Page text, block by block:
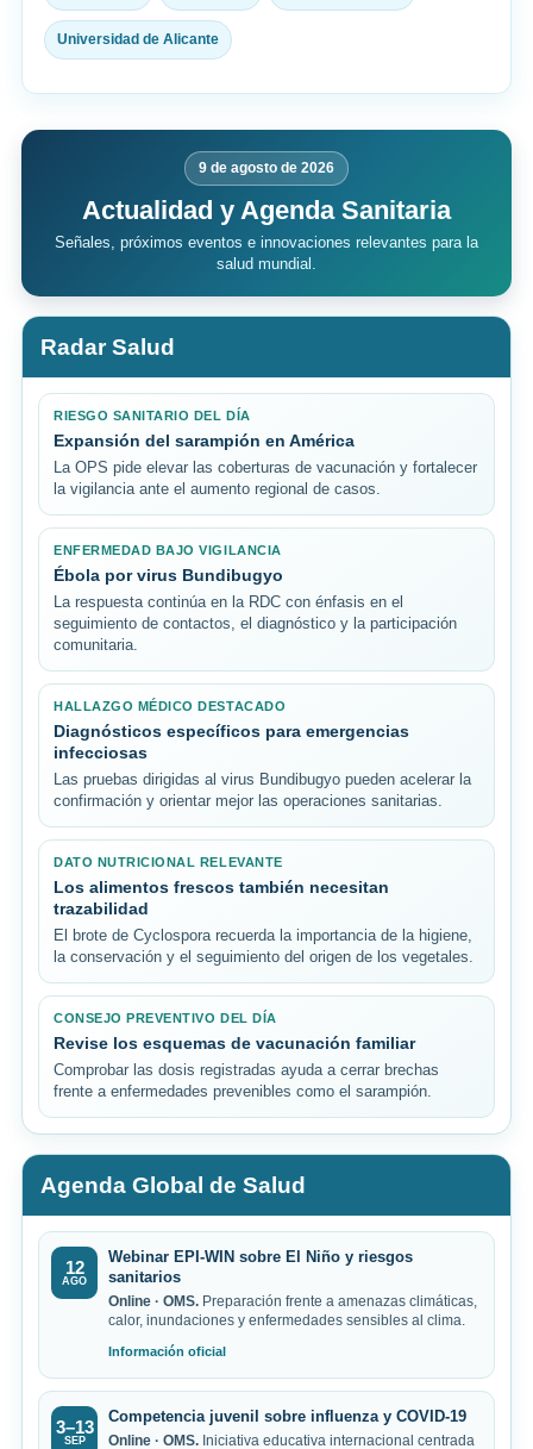
Universidad de Alicante
9 de agosto de 2026
Actualidad y Agenda Sanitaria
Señales, próximos eventos e innovaciones relevantes para la
salud mundial.
Radar Salud
RIESGO SANITARIO DEL DÍA
Expansión del sarampión en América
La OPS pide elevar las coberturas de vacunación y fortalecer
la vigilancia ante el aumento regional de casos.
ENFERMEDAD BAJO VIGILANCIA
Ébola por virus Bundibugyo
La respuesta continúa en la RDC con énfasis en el
seguimiento de contactos, el diagnóstico y la participación
comunitaria.
HALLAZGO MÉDICO DESTACADO
Diagnósticos específicos para emergencias
infecciosas
Las pruebas dirigidas al virus Bundibugyo pueden acelerar la
confirmación y orientar mejor las operaciones sanitarias.
DATO NUTRICIONAL RELEVANTE
Los alimentos frescos también necesitan
trazabilidad
El brote de Cyclospora recuerda la importancia de la higiene,
la conservación y el seguimiento del origen de los vegetales.
CONSEJO PREVENTIVO DEL DÍA
Revise los esquemas de vacunación familiar
Comprobar las dosis registradas ayuda a cerrar brechas
frente a enfermedades prevenibles como el sarampión.
Agenda Global de Salud
12
AGO
Webinar EPI-WIN sobre El Niño y riesgos
sanitarios
Online · OMS. Preparación frente a amenazas climáticas,
calor, inundaciones y enfermedades sensibles al clima.
Información oficial
3–13
SEP
Competencia juvenil sobre influenza y COVID-19
Online · OMS. Iniciativa educativa internacional centrada